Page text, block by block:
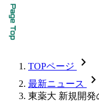
TOPページ chevron_forward
最新ニュース chevron_forward
東薬大 新規開